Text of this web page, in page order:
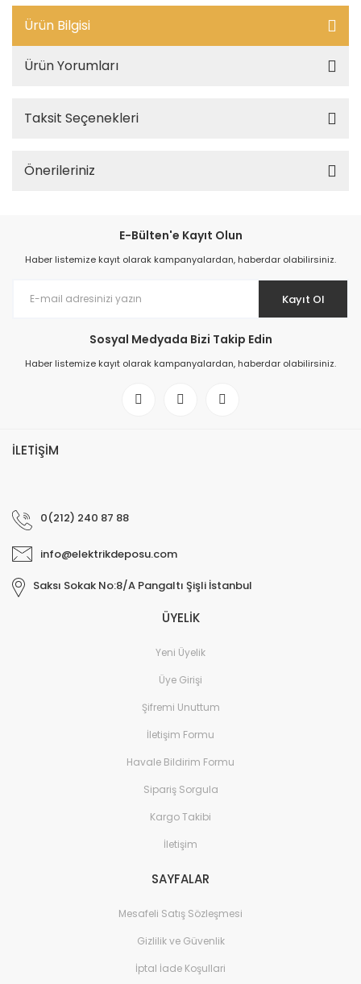
Ürün Bilgisi
Ürün Yorumları
Taksit Seçenekleri
Önerileriniz
E-Bülten'e Kayıt Olun
Haber listemize kayıt olarak kampanyalardan, haberdar olabilirsiniz.
Kayıt Ol
Sosyal Medyada Bizi Takip Edin
Haber listemize kayıt olarak kampanyalardan, haberdar olabilirsiniz.
İLETİŞİM
0(212) 240 87 88
info@elektrikdeposu.com
Saksı Sokak No:8/A Pangaltı Şişli İstanbul
ÜYELİK
Yeni Üyelik
Üye Girişi
Şifremi Unuttum
İletişim Formu
Havale Bildirim Formu
Sipariş Sorgula
Kargo Takibi
İletişim
SAYFALAR
Mesafeli Satış Sözleşmesi
Gizlilik ve Güvenlik
İptal İade Koşullari